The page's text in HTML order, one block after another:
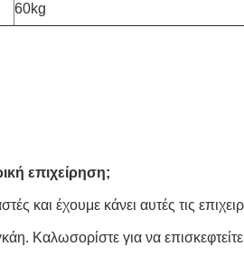
60kg
επιχείρηση;
και έχουμε κάνει αυτές τις
Καλωσορίστε για να